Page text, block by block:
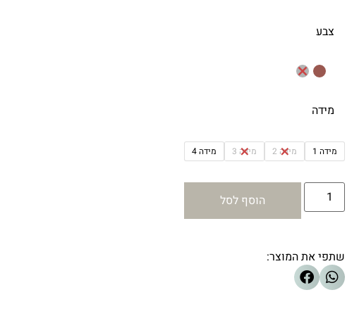
צבע
מידה
מידה 1 מידה 2 מידה 3 מידה 4
הוסף לסל
שתפי את המוצר: